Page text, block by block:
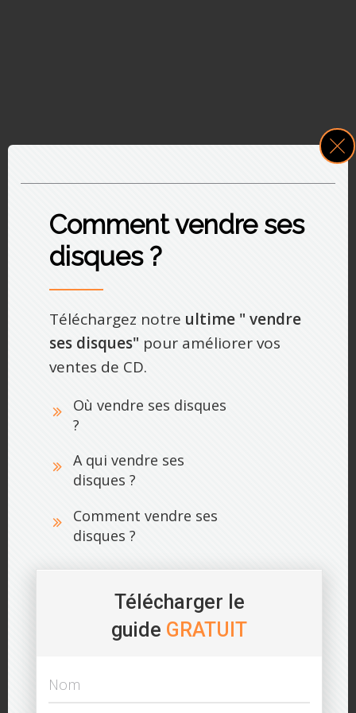
Comment vendre ses
disques ?
Téléchargez notre ultime " vendre
ses disques" pour améliorer vos
ventes de CD.
Où vendre ses disques
?
A qui vendre ses
disques ?
Comment vendre ses
disques ?
Télécharger le
guide GRATUIT